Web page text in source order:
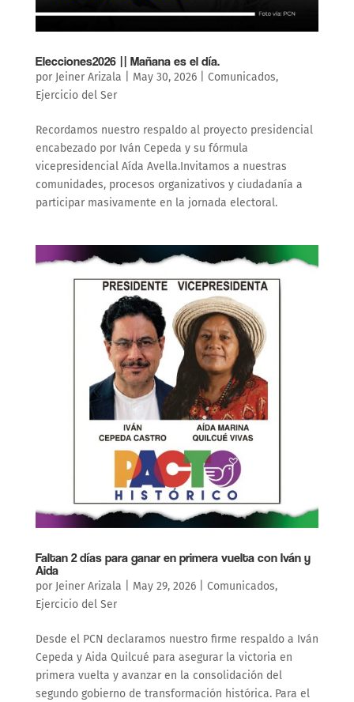
Elecciones2026 || Mañana es el día.
por Jeiner Arizala May 30, 2026| Comunicados,
Ejercicio del Ser
Recordamos nuestro respaldo al proyecto presidencial
encabezado por Iván Cepeda y su fórmula
vicepresidencial Aída Avella.Invitamos a nuestras
comunidades, procesos organizativos y ciudadanía a
participar masivamente en la jornada electoral.
Faltan 2 días para ganar en primera vuelta con Iván y
Aida
por Jeiner Arizala May 29, 2026| Comunicados,
Ejercicio del Ser
Desde el PCN declaramos nuestro firme respaldo a Iván
Cepeda y Aida Quilcué para asegurar la victoria en
primera vuelta y avanzar en la consolidación del
segundo gobierno de transformación histórica. Para el